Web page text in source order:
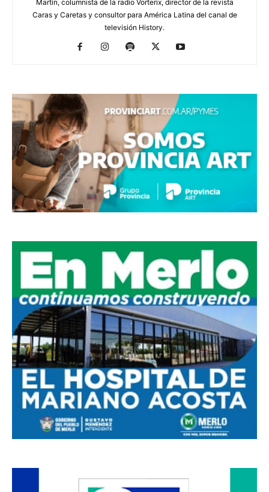
Martín, columnista de la radio Vorterix, director de la revista
Caras y Caretas y consultor para América Latina del canal de
televisión History.